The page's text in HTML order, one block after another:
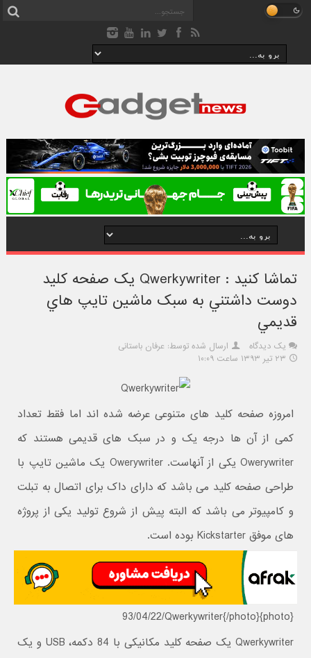
تماشا کنيد : Qwerkywriter يک صفحه کليد
دوست داشتني به سبک ماشين تايپ هاي
قديمي
یک دیدگاه
ارسال شده توسط: عرفان باستانی
۲۳ تیر ۱۳۹۳ ساعت ۱۰:۰۹
امروزه صفحه کلید های متنوعی عرضه شده اند اما فقط تعداد
کمی از آن ها درجه یک و در سبک های قدیمی هستند که
Owerywriter یکی از آنهاست. Owerywriter یک ماشین تایپ با
طراحی صفحه کلید می باشد که دارای داک برای اتصال به تبلت
و کامپیوتر می باشد که البته پیش از شروع تولید یکی از پروژه
های موفق Kickstarter بوده است.
{photo}93/04/22/Qwerkywriter{/photo}
Qwerkywriter یک صفحه کلید مکانیکی با 84 دکمه، USB و یک